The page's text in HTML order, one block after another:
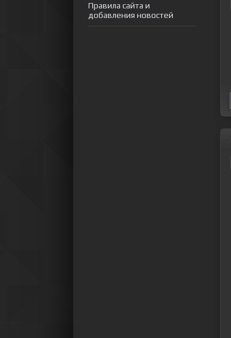
Правила сайта и
добавления новостей